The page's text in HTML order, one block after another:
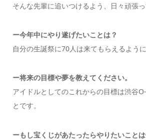
そんな先輩に追いつけるよう、日々頑張っ
ー今年中にやり遂げたいことは？
自分の生誕祭に70人は来てもらえるよう
ー将来の目標や夢を教えてください。
アイドルとしてのこれからの目標は渋谷
とです。
ーもし宝くじがあたったらやりたいこと